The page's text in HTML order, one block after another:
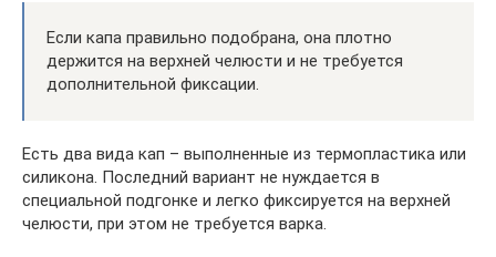
Если капа правильно подобрана, она плотно
держится на верхней челюсти и не требуется
дополнительной фиксации.
Есть два вида кап – выполненные из термопластика или
силикона. Последний вариант не нуждается в
специальной подгонке и легко фиксируется на верхней
челюсти, при этом не требуется варка.